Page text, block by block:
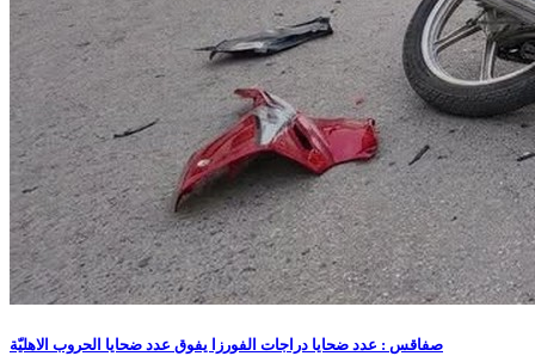
صفاقس : عدد ضحايا دراجات الفورزا يفوق عدد ضحايا الحروب الاهليّة